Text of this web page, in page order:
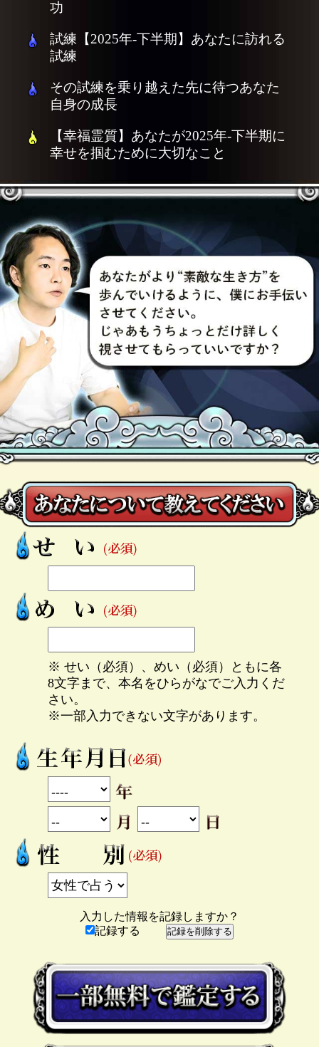
功
試練【2025年-下半期】あなたに訪れる
試練
その試練を乗り越えた先に待つあなた
自身の成長
【幸福霊質】あなたが2025年-下半期に
幸せを掴むために大切なこと
※ せい（必須）、めい（必須）ともに各
8文字まで、本名をひらがなでご入力くだ
さい。
※一部入力できない文字があります。
入力した情報を記録しますか？
記録する